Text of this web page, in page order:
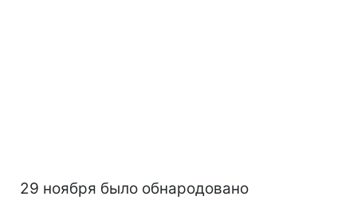
29 ноября было обнародовано